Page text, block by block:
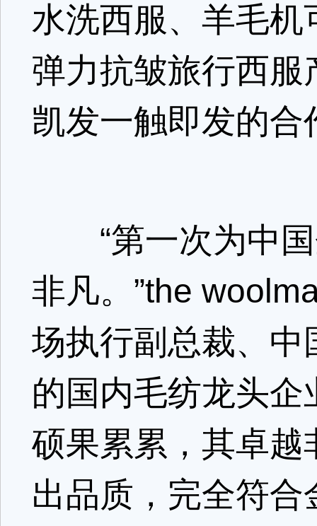
水洗西服、羊毛
弹力抗皱旅行西
凯发一触即发的合
“第一次为中国
非凡。”the
场执行副总裁、中
的国内毛纺龙头
硕果累累，其卓
出品质，完全符